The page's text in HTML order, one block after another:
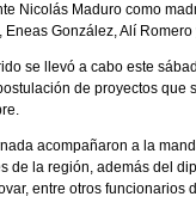
Nicolás Maduro como
Eneas González, Alí Romero
se llevó a cabo este
de proyectos que
acompañaron a la
de la región, además del
entre otros funcionarios